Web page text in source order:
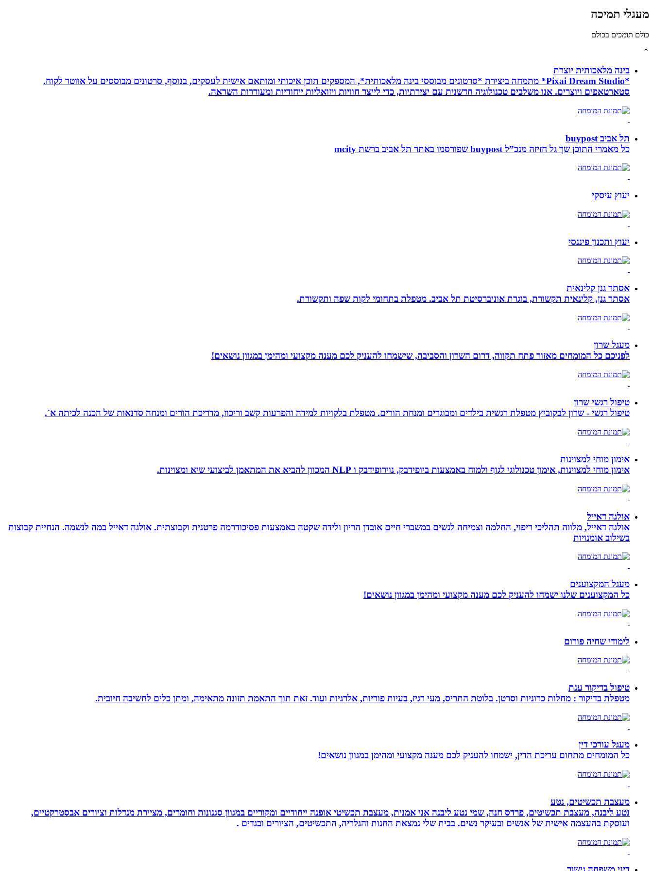
מעגלי תמיכה
כולם תומכים בכולם
⌃
בינה מלאכותית יוצרת
*Pixai Dream Studio* מתמחה ביצירת *סרטונים מבוססי בינה מלאכותית*, המספקים תוכן איכותי ומותאם אישית לעסקים, בנוסף, סרטונים מבוססים על אווטר לקוח.
סטארטאפים ויוצרים. אנו משלבים טכנולוגיה חדשנית עם יצירתיות, כדי לייצר חוויות ויזואליות ייחודיות ומעוררות השראה.
תל אביב buypost
כל מאמרי התוכן שך גל חזיזה מנכ”ל buypost שפורסמו באתר תל אביב ברשת mcity
יעוץ עיסקי
יעוץ ותכנון פיננסי
אסתר גנן קלינאית
אסתר גנן, קלינאית תקשורת, בוגרת אוניברסיטת תל אביב. מטפלת בתחומי לקות שפה ותקשורת.
מעגל שרון
לפניכם כל המומחים מאזור פתח תקווה, דרום השרון והסביבה, שישמחו להעניק לכם מענה מקצועי ומהימן במגוון נושאים!
טיפול רגשי שרון
טיפול רגשי - שרון לבקוביץ מטפלת רגשית בילדים ומבוגרים ומנחת הורים. מטפלת בלקויות למידה והפרעות קשב וריכוז, מדריכת הורים ומנחה סדנאות של הכנה לכיתה א`.
אימון מוחי למצוינות
אימון מוחי למצוינות, אימון טכנולוגי לגוף ולמוח באמצעות ביופידבק, נוירופידבק ו NLP המכוון להביא את המתאמן לביצועי שיא ומצוינות.
אולגה דאייל
אולגה דאייל, מלווה תהליכי ריפוי, החלמה וצמיחה לנשים במשברי חיים אובדן הריון ולידה שקטה באמצעות פסיכודרמה פרטנית וקבוצתית. אולגה דאייל במה לנשמה. ‏הנחיית קבוצות
בשילוב אומנויות‏
מעגל המקצוענים
כל המקצוענים שלנו ישמחו להעניק לכם מענה מקצועי ומהימן במגוון נושאים!
לימודי שחיה פורום
טיפול בדיקור ענת
מטפלת בדיקור : מחלות כרוניות וסרטן. בלוטת התריס, מעי רגיז, בעיות פוריות, אלרגיות ועוד. זאת תוך התאמת תזונה מתאימה, ומתן כלים לחשיבה חיובית.
מעגל עורכי דין
כל המומחים מתחום עריכת הדין, ישמחו להעניק לכם מענה מקצועי ומהימן במגוון נושאים!
מעצבת תכשיטים, נטע
נטע ליבנה, מעצבת תכשיטים, פרדס חנה, שמי נטע ליבנה אני אמנית, מעצבת תכשיטי אופנה ייחודיים ומקוריים במגוון סגנונות וחומרים, מציירת מנדלות וציורים אבסטרקטיים,
ועוסקת בהעצמה אישית של אנשים ובעיקר נשים. בבית שלי נמצאת החנות והגלריה, התכשיטים, הציורים ובגדים .